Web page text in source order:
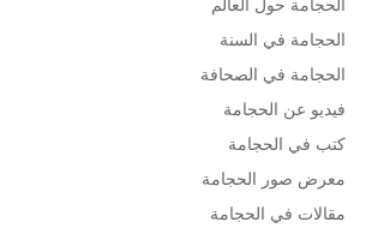
الحجامة حول العالم
الحجامة في السنة
الحجامة في الصحافة
فيديو عن الحجامة
كتب في الحجامة
معرض صور الحجامة
مقالات في الحجامة